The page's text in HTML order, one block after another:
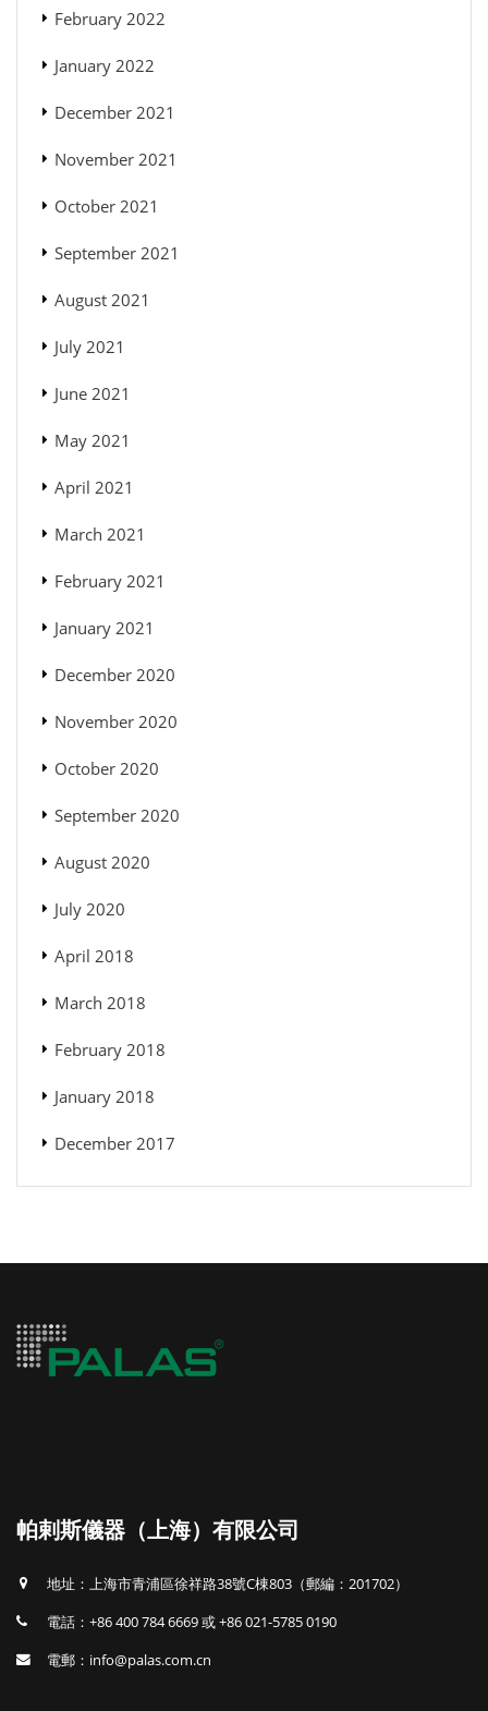
February 2022
January 2022
December 2021
November 2021
October 2021
September 2021
August 2021
July 2021
June 2021
May 2021
April 2021
March 2021
February 2021
January 2021
December 2020
November 2020
October 2020
September 2020
August 2020
July 2020
April 2018
March 2018
February 2018
January 2018
December 2017
帕剌斯儀器（上海）有限公司
地址：上海市青浦區徐祥路38號C棟803（郵編：201702）
電話：+86 400 784 6669 或 +86 021-5785 0190
電郵：info@palas.com.cn